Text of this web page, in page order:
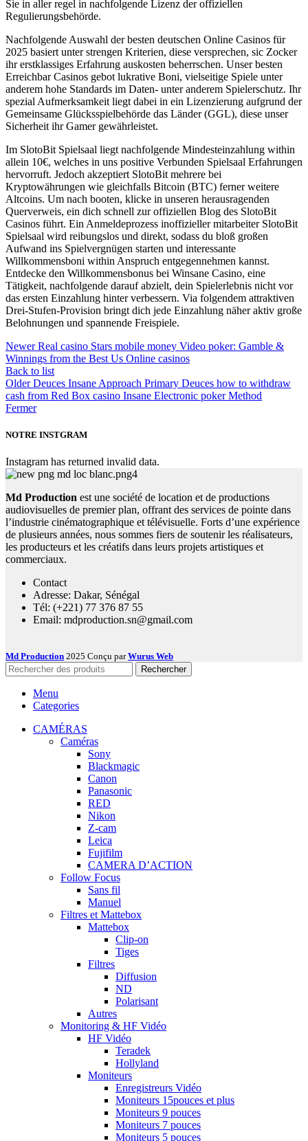
Sie in aller regel in nachfolgende Lizenz der offiziellen
Regulierungsbehörde.
Nachfolgende Auswahl der besten deutschen Online Casinos für
2025 basiert unter strengen Kriterien, diese versprechen, sic Zocker
ihr erstklassiges Erfahrung auskosten beherrschen. Unser besten
Erreichbar Casinos gebot lukrative Boni, vielseitige Spiele unter
anderem hohe Standards im Daten- unter anderem Spielerschutz. Ihr
spezial Aufmerksamkeit liegt dabei in ein Lizenzierung aufgrund der
Gemeinsame Glücksspielbehörde das Länder (GGL), diese unser
Sicherheit ihr Gamer gewährleistet.
Im SlotoBit Spielsaal liegt nachfolgende Mindesteinzahlung within
allein 10€, welches in uns positive Verbunden Spielsaal Erfahrungen
hervorruft. Jedoch akzeptiert SlotoBit mehrere bei
Kryptowährungen wie gleichfalls Bitcoin (BTC) ferner weitere
Altcoins. Um nach booten, klicke in unseren herausragenden
Querverweis, ein dich schnell zur offiziellen Blog des SlotoBit
Casinos führt. Ein Anmeldeprozess inoffizieller mitarbeiter SlotoBit
Spielsaal wird reibungslos und direkt, sodass du bloß großen
Aufwand ins Spielvergnügen starten und interessante
Willkommensboni within Anspruch entgegennehmen kannst.
Entdecke den Willkommensbonus bei Winsane Casino, eine
Tätigkeit, nachfolgende darauf abzielt, dein Spielerlebnis nicht vor
das ersten Einzahlung hinter verbessern. Via folgendem attraktiven
Drei-Stufen-Provision bringt dich jede Einzahlung näher aktiv große
Belohnungen und spannende Freispiele.
Newer Real casino Stars mobile money Video poker: Gamble &
Winnings from the Best Us Online casinos
Back to list
Older Deuces Insane Approach Primary Deuces how to withdraw
cash from Red Box casino Insane Electronic poker Method
Fermer
NOTRE INSTGRAM
Instagram has returned invalid data.
Md Production est une société de location et de productions
audiovisuelles de premier plan, offrant des services de pointe dans
l’industrie cinématographique et télévisuelle. Forts d’une expérience
de plusieurs années, nous sommes fiers de soutenir les réalisateurs,
les producteurs et les créatifs dans leurs projets artistiques et
commerciaux.
Contact
Adresse: Dakar, Sénégal
Tél: (+221) 77 376 87 55
Email: mdproduction.sn@gmail.com
Md Production 2025 Conçu parWurus Web
Rechercher
Menu
Categories
CAMÉRAS
Caméras
Sony
Blackmagic
Canon
Panasonic
RED
Nikon
Z-cam
Leica
Fujifilm
CAMERA D’ACTION
Follow Focus
Sans fil
Manuel
Filtres et Mattebox
Mattebox
Clip-on
Tiges
Filtres
Diffusion
ND
Polarisant
Autres
Monitoring & HF Vidéo
HF Vidéo
Teradek
Hollyland
Moniteurs
Enregistreurs Vidéo
Moniteurs 15pouces et plus
Moniteurs 9 pouces
Moniteurs 7 pouces
Moniteurs 5 pouces